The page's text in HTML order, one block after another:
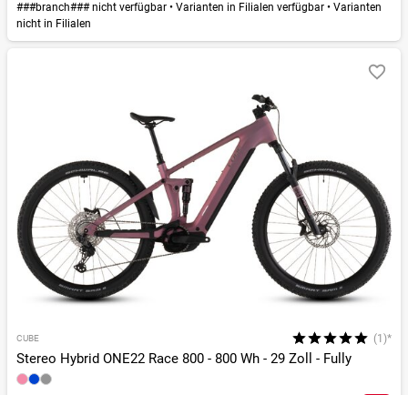
###branch### nicht verfügbar • Varianten in Filialen verfügbar • Varianten
nicht in Filialen
CUBE (1)*
Stereo Hybrid ONE22 Race 800 - 800 Wh - 29 Zoll - Fully